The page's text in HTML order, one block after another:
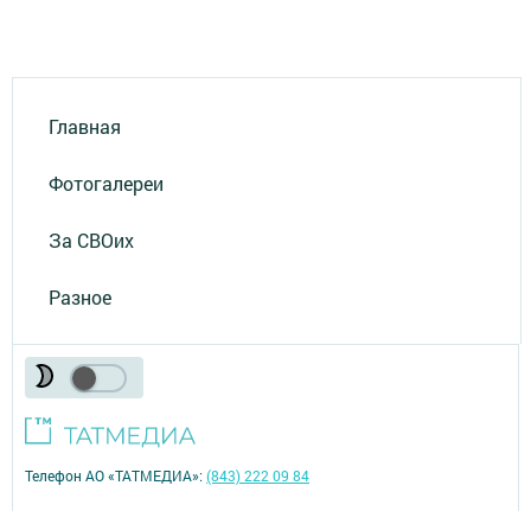
Главная
Фотогалереи
За СВОих
Разное
Телефон АО «ТАТМЕДИА»:(843) 222 09 84